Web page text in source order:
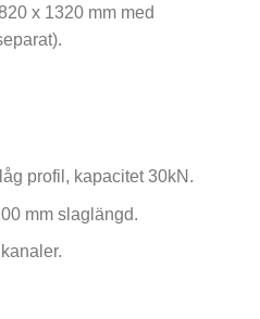
x 1320 mm med
profil, kapacitet 30kN.
mm slaglängd.